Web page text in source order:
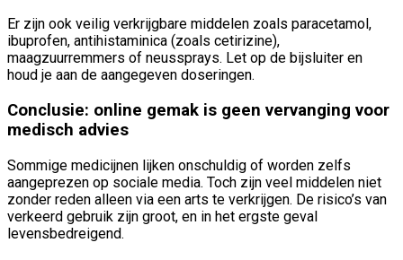
Er zijn ook veilig verkrijgbare middelen zoals paracetamol,
ibuprofen, antihistaminica (zoals cetirizine),
maagzuurremmers of neussprays. Let op de bijsluiter en
houd je aan de aangegeven doseringen.
Conclusie: online gemak is geen vervanging voor
medisch advies
Sommige medicijnen lijken onschuldig of worden zelfs
aangeprezen op sociale media. Toch zijn veel middelen niet
zonder reden alleen via een arts te verkrijgen. De risico’s van
verkeerd gebruik zijn groot, en in het ergste geval
levensbedreigend.
content
Profielen gebruiken ter selectie van
gepersonaliseerde content
De prestaties van advertenties meten
Publieksgroepen begrijpen aan de hand van
statistieken of combinaties van gegevens uit
verschillende bronnen